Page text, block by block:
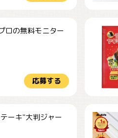
ロの無料モニター
応募する
ーキ"大判ジャー